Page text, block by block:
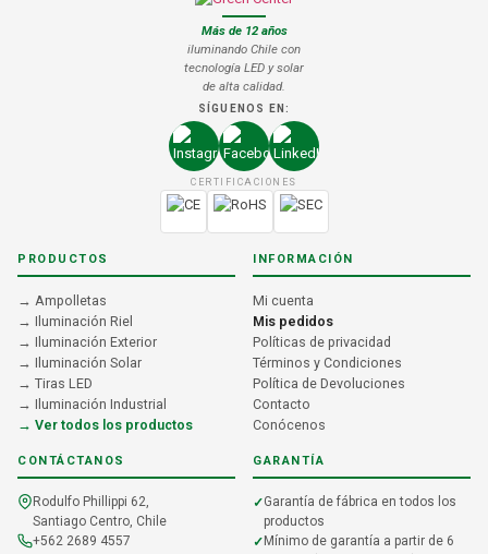
Más de 12 años
iluminando Chile con
tecnología LED y solar
de alta calidad.
SÍGUENOS EN:
CERTIFICACIONES
PRODUCTOS
→ Ampolletas
→ Iluminación Riel
→ Iluminación Exterior
→ Iluminación Solar
→ Tiras LED
→ Iluminación Industrial
→ Ver todos los productos
INFORMACIÓN
Mi cuenta
Mis pedidos
Políticas de privacidad
Términos y Condiciones
Política de Devoluciones
Contacto
Conócenos
CONTÁCTANOS
Rodulfo Phillippi 62,
Santiago Centro, Chile
+562 2689 4557
GARANTÍA
Garantía de fábrica en todos los
productos
Mínimo de garantía a partir de 6